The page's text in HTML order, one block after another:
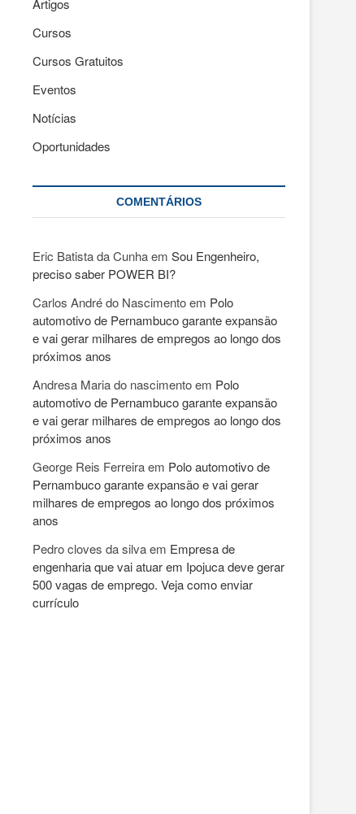
Artigos
Cursos
Cursos Gratuitos
Eventos
Notícias
Oportunidades
COMENTÁRIOS
Eric Batista da Cunhaem Sou Engenheiro,
preciso saber POWER BI?
Carlos André do Nascimentoem Polo
automotivo de Pernambuco garante expansão
e vai gerar milhares de empregos ao longo dos
próximos anos
Andresa Maria do nascimentoem Polo
automotivo de Pernambuco garante expansão
e vai gerar milhares de empregos ao longo dos
próximos anos
George Reis Ferreiraem Polo automotivo de
Pernambuco garante expansão e vai gerar
milhares de empregos ao longo dos próximos
anos
Pedro cloves da silvaem Empresa de
engenharia que vai atuar em Ipojuca deve gerar
500 vagas de emprego. Veja como enviar
currículo